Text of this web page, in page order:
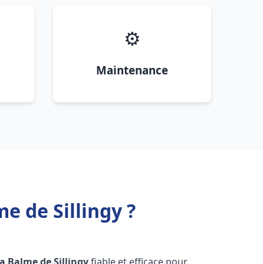
⚙️
Maintenance
de Sillingy ?